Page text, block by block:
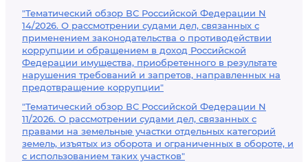
"Тематический обзор ВС Российской Федерации N
14/2026. О рассмотрении судами дел, связанных с
применением законодательства о противодействии
коррупции и обращением в доход Российской
Федерации имущества, приобретенного в результате
нарушения требований и запретов, направленных на
предотвращение коррупции"
"Тематический обзор ВС Российской Федерации N
11/2026. О рассмотрении судами дел, связанных с
правами на земельные участки отдельных категорий
земель, изъятых из оборота и ограниченных в обороте, и
с использованием таких участков"